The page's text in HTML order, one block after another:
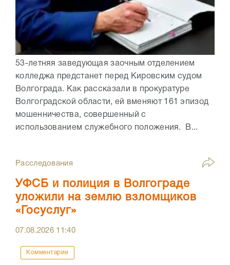
53-летняя заведующая заочным отделением
колледжа предстанет перед Кировским судом
Волгограда. Как рассказали в прокуратуре
Волгоградской области, ей вменяют 161 эпизод
мошенничества, совершенный с
использованием служебного положения. В...
Расследования
УФСБ и полиция в Волгограде
уложили на землю взломщиков
«Госуслуг»
07.08.2026 11:40
Комментарии